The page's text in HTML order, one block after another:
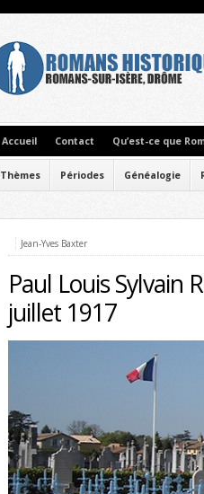
Accueil Contact Qu’est-ce que
Thèmes Périodes Généalogie
Jean-Yves Baxter
Paul Louis Sylvain
juillet 1917